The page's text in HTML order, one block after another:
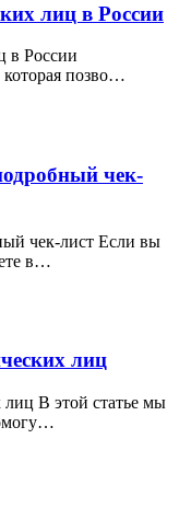
лиц в России
в России
которая позво…
чек-
чек-лист Если вы
в…
лиц
лиц В этой статье мы